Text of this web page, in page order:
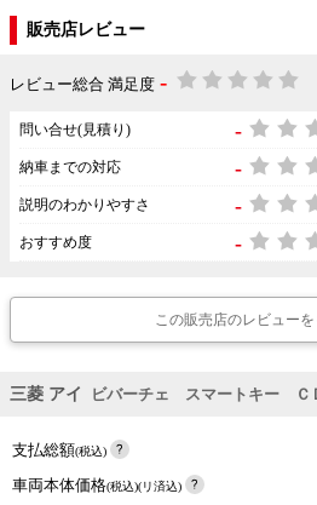
販売店レビュー
レビュー総合 満足度 -
問い合せ(見積り) -
納車までの対応 -
説明のわかりやすさ -
おすすめ度 -
この販売店のレビュー
三菱 アイ ビバーチェ スマートキー Ｃ
支払総額(税込)
車両本体価格(税込)(リ済込)